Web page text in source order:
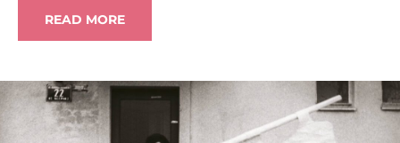
READ MORE